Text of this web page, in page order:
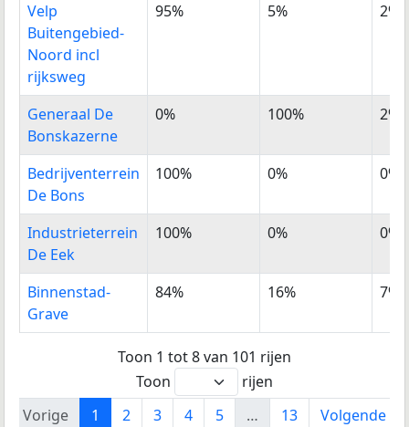
Velp
Buitengebied-
Noord incl
rijksweg
95% 5% 2%
Generaal De
Bonskazerne
0% 100% 2%
Bedrijventerrein
De Bons
100% 0% 0%
Industrieterrein
De Eek
100% 0% 0%
Binnenstad-
Grave
84% 16% 7%
Toon 1 tot 8 van 101 rijen
Toon
rijen
Vorige
1 2 3 4 5 … 13 Volgende